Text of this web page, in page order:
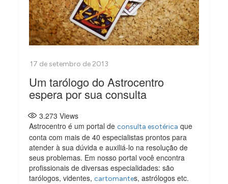
Um tarólogo do Astrocentro
espera por sua consulta
3.273 Views
Astrocentro é um portal deconsulta esotérica que
conta com mais de 40 especialistas prontos para
atender à sua dúvida e auxiliá-lo na resolução de
seus problemas. Em nosso portal você encontra
profissionais de diversas especialidades: são
tarólogos, videntes,cartomantes, astrólogos etc.